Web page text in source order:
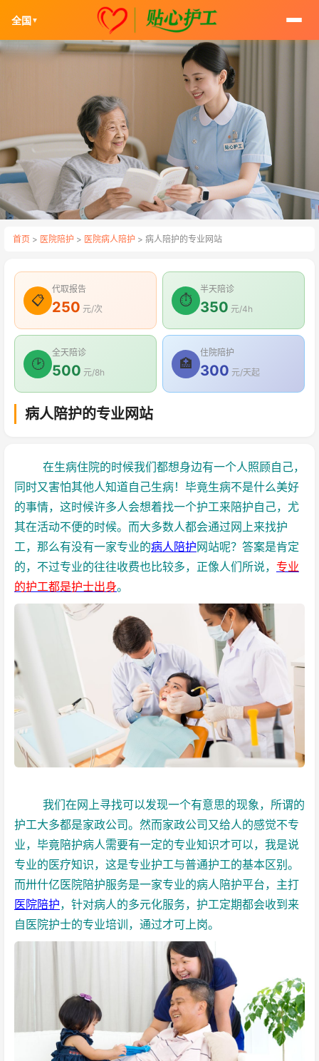
全国 ▼
首页 > 医院陪护 > 医院病人陪护 > 病人陪护的专业网站
📋
代取报告
250 元/次
⏱
半天陪诊
350 元/4h
🕑
全天陪诊
500 元/8h
🏥
住院陪护
300 元/天起
病人陪护的专业网站
在生病住院的时候我们都想身边有一个人照顾自己，
同时又害怕其他人知道自己生病！毕竟生病不是什么美好
的事情，这时候许多人会想着找一个护工来陪护自己，尤
其在活动不便的时候。而大多数人都会通过网上来找护
工，那么有没有一家专业的病人陪护网站呢？答案是肯定
的，不过专业的往往收费也比较多，正像人们所说， 专业
的护工都是护士出身。
我们在网上寻找可以发现一个有意思的现象，所谓的
护工大多都是家政公司。然而家政公司又给人的感觉不专
业，毕竟陪护病人需要有一定的专业知识才可以，我是说
专业的医疗知识，这是专业护工与普通护工的基本区别。
而卅什亿医院陪护服务是一家专业的病人陪护平台，主打
医院陪护，针对病人的多元化服务，护工定期都会收到来
自医院护士的专业培训，通过才可上岗。